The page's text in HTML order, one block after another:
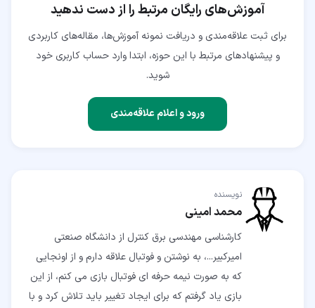
آموزش‌های رایگان مرتبط را از دست ندهید
برای ثبت علاقه‌مندی و دریافت نمونه آموزش‌ها، مقاله‌های کاربردی
و پیشنهادهای مرتبط با این حوزه، ابتدا وارد حساب کاربری خود
شوید.
ورود و اعلام علاقه‌مندی
نویسنده
محمد امینی
کارشناسی مهندسی برق کنترل از دانشگاه صنعتی
امیرکبیر...، به نوشتن و فوتبال علاقه دارم و از اونجایی
که به صورت نیمه حرفه‌ ای فوتبال بازی می کنم، از این
بازی یاد گرفتم که برای ایجاد تغییر باید تلاش کرد و با